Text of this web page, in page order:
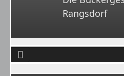
Rangsdorf